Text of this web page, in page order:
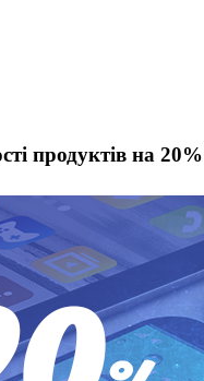
продуктів на 20%